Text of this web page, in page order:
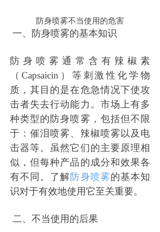
防身喷雾不当使用的危害
一、防身喷雾的基本知识
防身喷雾通常含有辣椒素
（ Capsaicin）等刺激性化学物
质，其目的是在危急情况下使攻
击者失去行动能力。市场上有多
种类型的防身喷雾，包括但不限
于：催泪喷雾、辣椒喷雾以及电
击器等。虽然它们的主要原理相
似，但每种产品的成分和效果各
有不同。了解防身喷雾的基本知
识对于有效地使用它至关重要。
二、不当使用的后果